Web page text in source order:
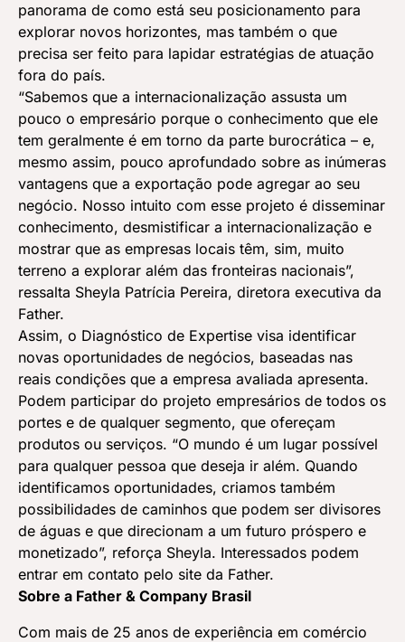
panorama de como está seu posicionamento para
explorar novos horizontes, mas também o que
precisa ser feito para lapidar estratégias de atuação
fora do país.
“Sabemos que a internacionalização assusta um
pouco o empresário porque o conhecimento que ele
tem geralmente é em torno da parte burocrática – e,
mesmo assim, pouco aprofundado sobre as inúmeras
vantagens que a exportação pode agregar ao seu
negócio. Nosso intuito com esse projeto é disseminar
conhecimento, desmistificar a internacionalização e
mostrar que as empresas locais têm, sim, muito
terreno a explorar além das fronteiras nacionais”,
ressalta Sheyla Patrícia Pereira, diretora executiva da
Father.
Assim, o Diagnóstico de Expertise visa identificar
novas oportunidades de negócios, baseadas nas
reais condições que a empresa avaliada apresenta.
Podem participar do projeto empresários de todos os
portes e de qualquer segmento, que ofereçam
produtos ou serviços. “O mundo é um lugar possível
para qualquer pessoa que deseja ir além. Quando
identificamos oportunidades, criamos também
possibilidades de caminhos que podem ser divisores
de águas e que direcionam a um futuro próspero e
monetizado”, reforça Sheyla. Interessados podem
entrar em contato pelo site da Father.
Sobre a Father & Company Brasil
Com mais de 25 anos de experiência em comércio